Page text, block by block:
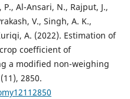
Al-Ansari, N., Rajput, J.,
V., Singh, A. K.,
A. (2022). Estimation of
coefficient of
a modified non-weighing
2850.